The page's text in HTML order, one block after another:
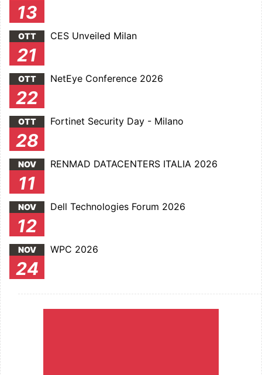
13
OTT
21
CES Unveiled Milan
OTT
22
NetEye Conference 2026
OTT
28
Fortinet Security Day - Milano
NOV
11
RENMAD DATACENTERS ITALIA 2026
NOV
12
Dell Technologies Forum 2026
NOV
24
WPC 2026